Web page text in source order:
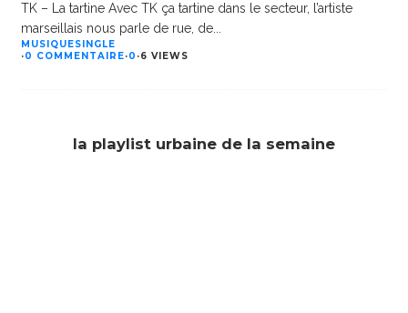
TK – La tartine Avec TK ça tartine dans le secteur, l’artiste
marseillais nous parle de rue, de
MUSIQUESINGLE
·0 COMMENTAIRE·0 ·6 VIEWS
la playlist urbaine de la semaine